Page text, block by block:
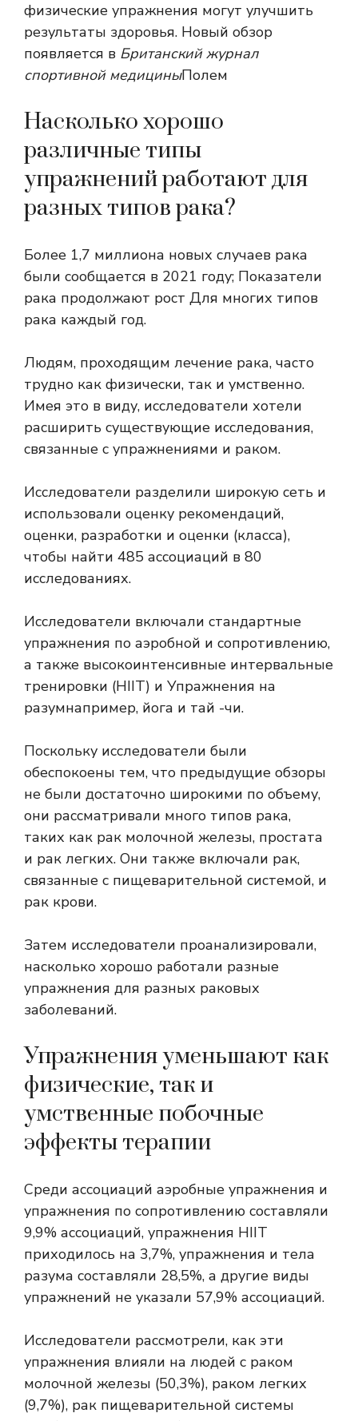
физические упражнения могут улучшить
результаты здоровья. Новый обзор
появляется в Британский журнал
спортивной медициныПолем
Насколько хорошо
различные типы
упражнений работают для
разных типов рака?
Более 1,7 миллиона новых случаев рака
были сообщается в 2021 году; Показатели
рака продолжают рост Для многих типов
рака каждый год.
Людям, проходящим лечение рака, часто
трудно как физически, так и умственно.
Имея это в виду, исследователи хотели
расширить существующие исследования,
связанные с упражнениями и раком.
Исследователи разделили широкую сеть и
использовали оценку рекомендаций,
оценки, разработки и оценки (класса),
чтобы найти 485 ассоциаций в 80
исследованиях.
Исследователи включали стандартные
упражнения по аэробной и сопротивлению,
а также высокоинтенсивные интервальные
тренировки (HIIT) и Упражнения на
разумнапример, йога и тай -чи.
Поскольку исследователи были
обеспокоены тем, что предыдущие обзоры
не были достаточно широкими по объему,
они рассматривали много типов рака,
таких как рак молочной железы, простата
и рак легких. Они также включали рак,
связанные с пищеварительной системой, и
рак крови.
Затем исследователи проанализировали,
насколько хорошо работали разные
упражнения для разных раковых
заболеваний.
Упражнения уменьшают как
физические, так и
умственные побочные
эффекты терапии
Среди ассоциаций аэробные упражнения и
упражнения по сопротивлению составляли
9,9% ассоциаций, упражнения HIIT
приходилось на 3,7%, упражнения и тела
разума составляли 28,5%, а другие виды
упражнений не указали 57,9% ассоциаций.
Исследователи рассмотрели, как эти
упражнения влияли на людей с раком
молочной железы (50,3%), раком легких
(9,7%), рак пищеварительной системы